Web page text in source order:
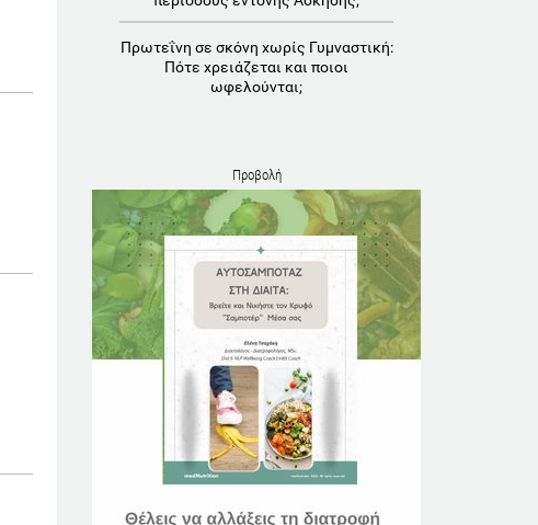
Πρωτεΐνη σε σκόνη χωρίς Γυμναστική:
Πότε χρειάζεται και ποιοι
ωφελούνται;
Προβολή